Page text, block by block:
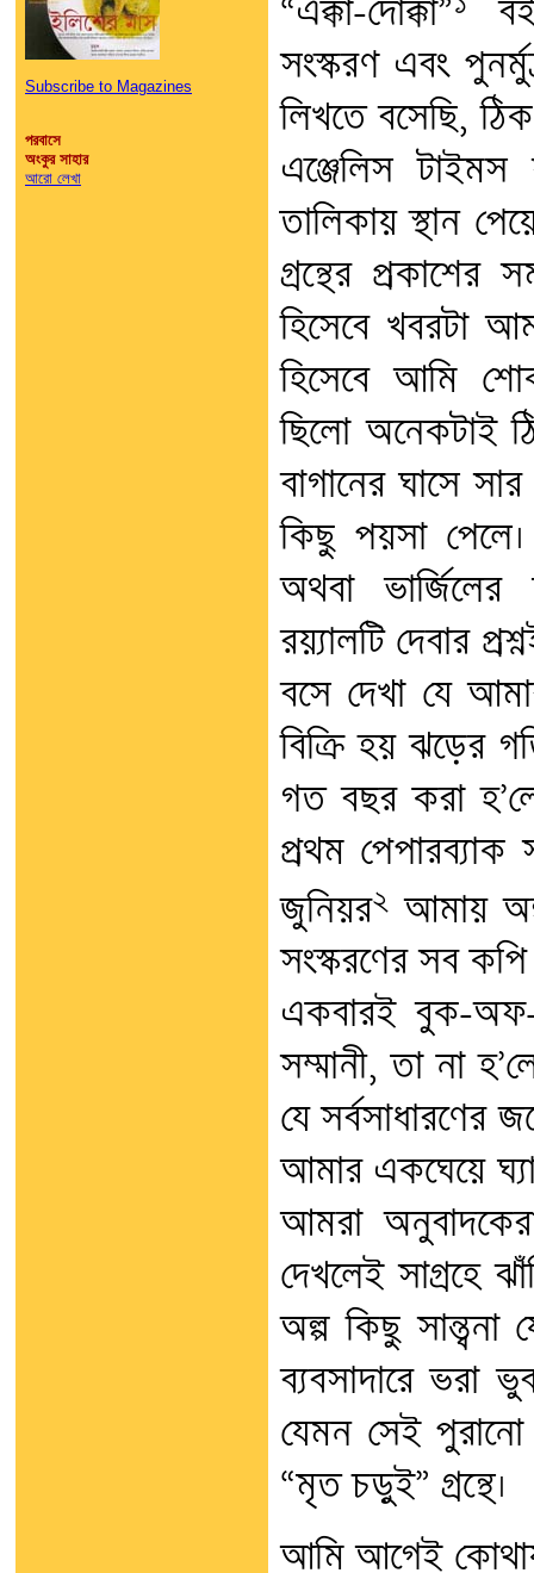
Subscribe to Magazines
পরবাসে
অংকুর সাহার
আরো লেখা
“এক্কা-দোক্কা”
সংস্করণ এবং
লিখতে বসেছি,
এঞ্জেলিস টাইমস
তালিকায় স্থান
গ্রন্থের প্রকাশের
হিসেবে খবরটা
হিসেবে আমি
ছিলো অনেকটাই
বাগানের ঘাসে
কিছু পয়সা
অথবা
রয়্যালটি দেবার
বসে দেখা যে
বিক্রি হয় ঝড়ের
গত বছর করা
প্রথম পেপারব্যাক
জুনিয়র২ আমায়
সংস্করণের সব
একবারই বুক-অফ-
সম্মানী, তা না
যে সর্বসাধারণের
আমার একঘেয়ে
আমরা
দেখলেই সাগ্রহে
অল্প কিছু
ব্যবসাদারে ভরা
যেমন সেই পুরানো
“মৃত চড়ুই” গ্রন্থে।
আমি আগেই কোথায়